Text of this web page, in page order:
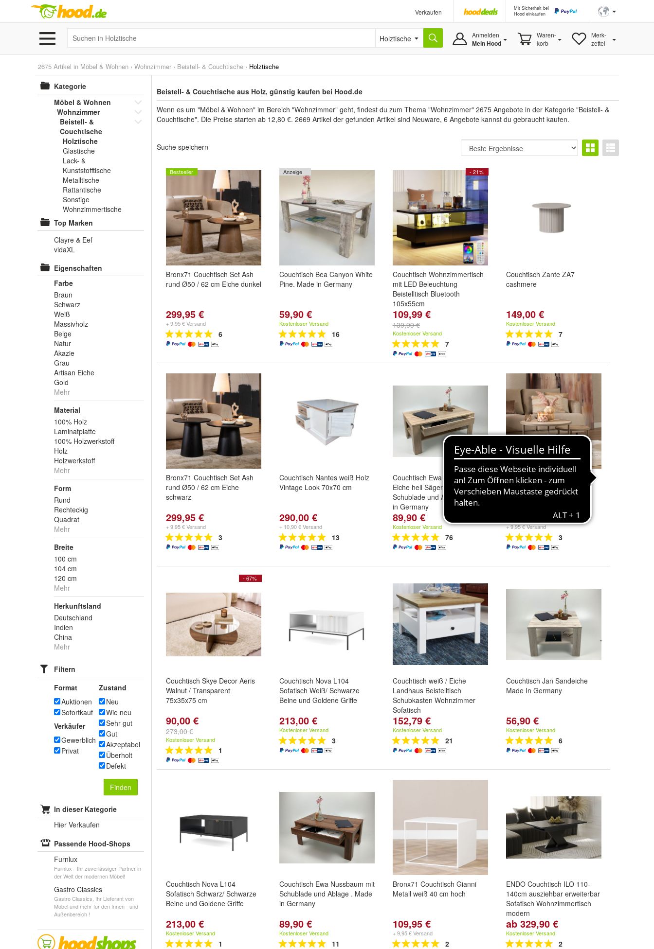
Verkaufen
Mit Sicherheit bei
Hood einkaufen
Holztische Anmelden
Mein Hood
Waren-
korb
Merk-
zettel
2675 Artikel in Möbel & Wohnen › Wohnzimmer › Beistell- & Couchtische › Holztische
Kategorie
Möbel & Wohnen
Wohnzimmer
Beistell- &
Couchtische
Holztische
Glastische
Lack- &
Kunststofftische
Metalltische
Rattantische
Sonstige
Wohnzimmertische
Top Marken
Clayre & Eef
vidaXL
Eigenschaften
Farbe
Braun
Schwarz
Weiß
Massivholz
Beige
Natur
Akazie
Grau
Artisan Eiche
Gold
Mehr
Material
100% Holz
Laminatplatte
100% Holzwerkstoff
Holz
Holzwerkstoff
Mehr
Form
Rund
Rechteckig
Quadrat
Mehr
Breite
100 cm
104 cm
120 cm
Mehr
Herkunftsland
Deutschland
Indien
China
Mehr
Filtern
Format
Auktionen
Sofortkauf
Verkäufer
Gewerblich
Privat
Zustand
Neu
Wie neu
Sehr gut
Gut
Akzeptabel
Überholt
Defekt
Finden
In dieser Kategorie
Hier Verkaufen
Passende Hood-Shops
Furnlux
Furnlux - Ihr zuverlässiger Partner in
der Welt der modernen Möbel!
Gastro Classics
Gastro Classics, Ihr Lieferant von
Möbel und mehr für den Innen - und
Außenbereich !
Beistell- & Couchtische aus Holz, günstig kaufen bei Hood.de
Wenn es um "Möbel & Wohnen" im Bereich "Wohnzimmer" geht, findest du zum Thema "Wohnzimmer" 2675 Angebote in der Kategorie "Beistell- &
Couchtische". Die Preise starten ab 12,80 €. 2669 Artikel der gefunden Artikel sind Neuware, 6 Angebote kannst du gebraucht kaufen.
Suche speichern
Bestseller
Bronx71 Couchtisch Set Ash
rund Ø50 / 62 cm Eiche dunkel
299,95 €
+ 9,95 € Versand
6
Anzeige
Couchtisch Bea Canyon White
Pine. Made in Germany
59,90 €
Kostenloser Versand
16
- 21%
Couchtisch Wohnzimmertisch
mit LED Beleuchtung
Beistelltisch Bluetooth
105x55cm
Farbe:Schwarz
109,99 €
139,99 €
Kostenloser Versand
7
Couchtisch Zante ZA7
cashmere
149,00 €
Kostenloser Versand
7
Bronx71 Couchtisch Set Ash
rund Ø50 / 62 cm Eiche
schwarz
299,95 €
+ 9,95 € Versand
3
Couchtisch Nantes weiß Holz
Vintage Look 70x70 cm
290,00 €
+ 10,90 € Versand
13
Couchtisch Ewa Sonoma
Eiche hell Sägerau mit
Schublade und Ablage . Made
in Germany
89,90 €
Kostenloser Versand
76
Bronx71 Couchtisch Set Sef
Ø50 / 70cm Travertin beige
+ 9,95 € Versand
3
- 67%
Couchtisch Skye Decor Aeris
Walnut / Transparent
75x35x75 cm
90,00 €
273,00 €
Kostenloser Versand
1
Couchtisch Nova L104
Sofatisch Weiß/ Schwarze
Beine und Goldene Griffe
213,00 €
Kostenloser Versand
3
Couchtisch weiß / Eiche
Landhaus Beistelltisch
Schubkasten Wohnzimmer
Sofatisch
152,79 €
Kostenloser Versand
21
Couchtisch Jan Sandeiche
Made In Germany
56,90 €
Kostenloser Versand
6
Couchtisch Nova L104
Sofatisch Schwarz/ Schwarze
Beine und Goldene Griffe
213,00 €
Kostenloser Versand
1
Couchtisch Ewa Nussbaum mit
Schublade und Ablage . Made
in Germany
89,90 €
Kostenloser Versand
11
Bronx71 Couchtisch Gianni
Metall weiß 40 cm hoch
109,95 €
+ 9,95 € Versand
2
ENDO Couchtisch ILO 110-
140cm ausziehbar erweiterbar
Sofatisch Wohnzimmertisch
modern
Farbe:Wotan Eiche
Eiche,Stirling Eiche
weitere ...
ab 329,90 €
Kostenloser Versand
2